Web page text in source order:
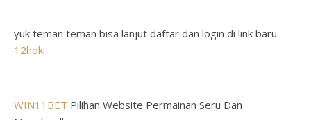
yuk teman teman bisa lanjut daftar dan login di link baru
12hoki
WIN11BET Pilihan Website Permainan Seru Dan